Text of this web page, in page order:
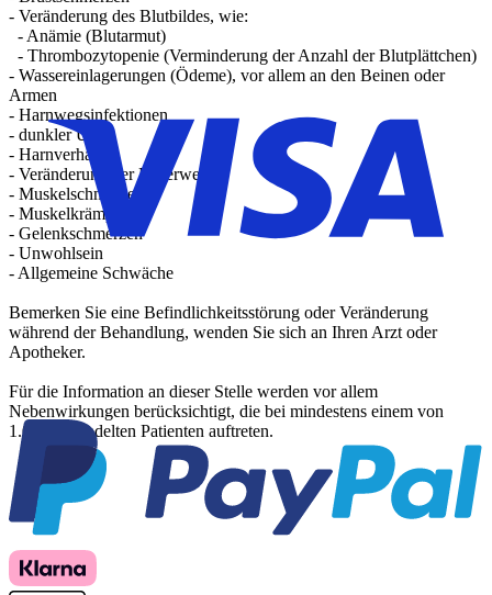
- Veränderung des Blutbildes, wie:
- Anämie (Blutarmut)
- Thrombozytopenie (Verminderung der Anzahl der Blutplättchen)
- Wassereinlagerungen (Ödeme), vor allem an den Beinen oder
Armen
- Harnwegsinfektionen
- dunkler Urin
- Harnverhalt
- Veränderung der Leberwerte
- Muskelschmerzen
- Muskelkrämpfe
- Gelenkschmerzen
- Unwohlsein
- Allgemeine Schwäche
Bemerken Sie eine Befindlichkeitsstörung oder Veränderung
während der Behandlung, wenden Sie sich an Ihren Arzt oder
Apotheker.
Für die Information an dieser Stelle werden vor allem
Nebenwirkungen berücksichtigt, die bei mindestens einem von
1.000 behandelten Patienten auftreten.